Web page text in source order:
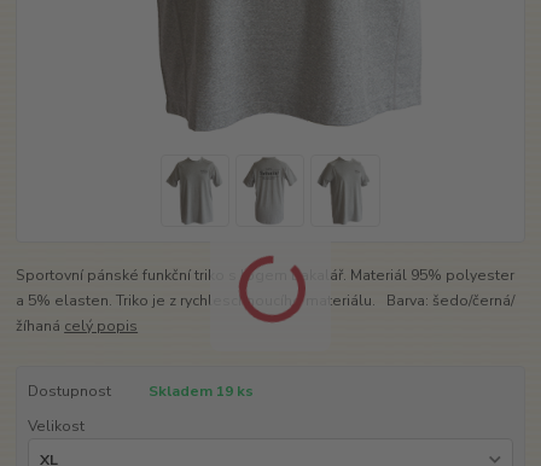
Sportovní pánské funkční triko s logem Bakalář. Materiál 95% polyester
a 5% elasten. Triko je z rychleschnoucího materiálu. Barva: šedo/černá/
žíhaná celý popis
Dostupnost
Skladem 19 ks
Velikost